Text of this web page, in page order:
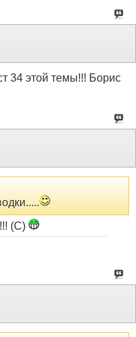
34 этой темы!!! Борис
(С)